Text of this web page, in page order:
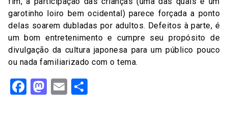
garotinho loiro bem ocidental) parece forçada a ponto
delas soarem dubladas por adultos. Defeitos à parte, é
um bom entretenimento e cumpre seu propósito de
divulgação da cultura japonesa para um público pouco
ou nada familiarizado com o tema.
Facebook
Mastodon
Email